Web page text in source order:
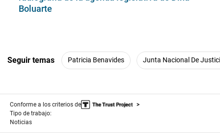
Boluarte
Seguir temas Patricia Benavides Junta Nacional De
Conforme a los criterios de
Tipo de trabajo:
Noticias